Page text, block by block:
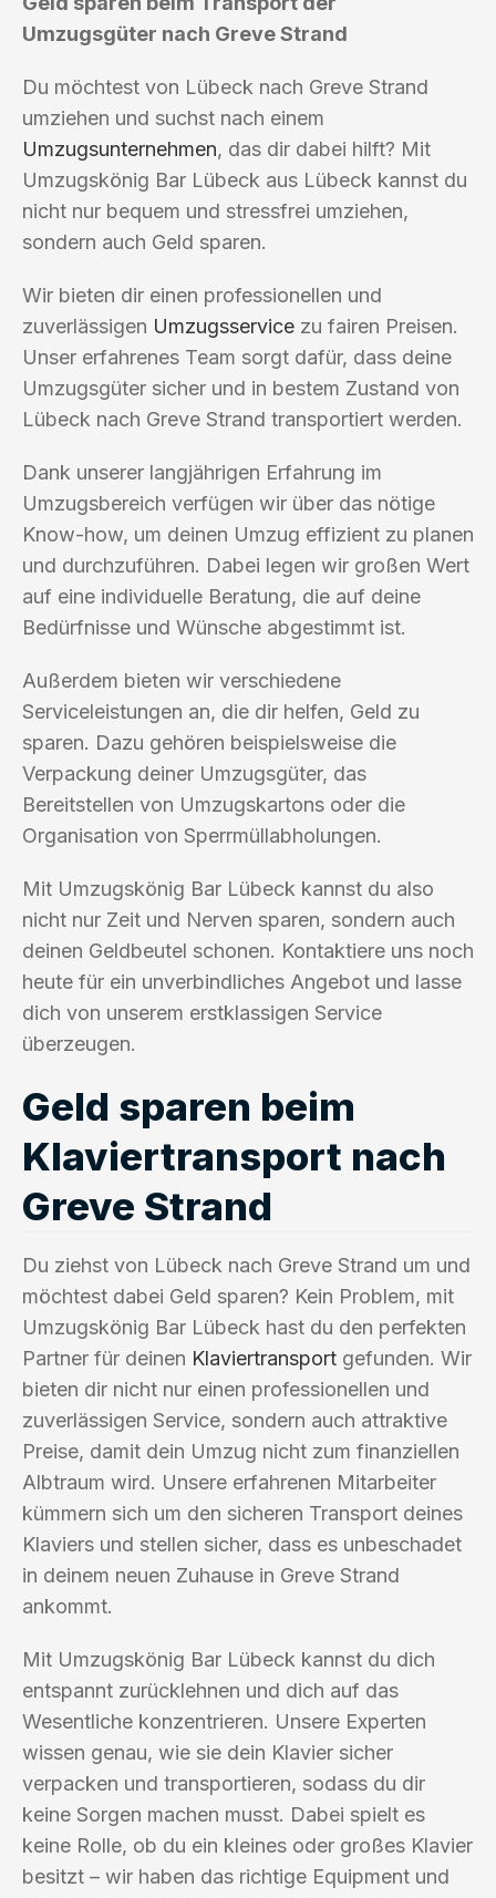
Umzugsgüter nach Greve Strand
Du möchtest von Lübeck nach Greve Strand
umziehen und suchst nach einem
Umzugsunternehmen, das dir dabei hilft? Mit
Umzugskönig Bar Lübeck aus Lübeck kannst du
nicht nur bequem und stressfrei umziehen,
sondern auch Geld sparen.
Wir bieten dir einen professionellen und
zuverlässigen Umzugsservice zu fairen Preisen.
Unser erfahrenes Team sorgt dafür, dass deine
Umzugsgüter sicher und in bestem Zustand von
Lübeck nach Greve Strand transportiert werden.
Dank unserer langjährigen Erfahrung im
Umzugsbereich verfügen wir über das nötige
Know-how, um deinen Umzug effizient zu planen
und durchzuführen. Dabei legen wir großen Wert
auf eine individuelle Beratung, die auf deine
Bedürfnisse und Wünsche abgestimmt ist.
Außerdem bieten wir verschiedene
Serviceleistungen an, die dir helfen, Geld zu
sparen. Dazu gehören beispielsweise die
Verpackung deiner Umzugsgüter, das
Bereitstellen von Umzugskartons oder die
Organisation von Sperrmüllabholungen.
Mit Umzugskönig Bar Lübeck kannst du also
nicht nur Zeit und Nerven sparen, sondern auch
deinen Geldbeutel schonen. Kontaktiere uns noch
heute für ein unverbindliches Angebot und lasse
dich von unserem erstklassigen Service
überzeugen.
Geld sparen beim
Klaviertransport nach
Greve Strand
Du ziehst von Lübeck nach Greve Strand um und
möchtest dabei Geld sparen? Kein Problem, mit
Umzugskönig Bar Lübeck hast du den perfekten
Partner für deinen Klaviertransport gefunden. Wir
bieten dir nicht nur einen professionellen und
zuverlässigen Service, sondern auch attraktive
Preise, damit dein Umzug nicht zum finanziellen
Albtraum wird. Unsere erfahrenen Mitarbeiter
kümmern sich um den sicheren Transport deines
Klaviers und stellen sicher, dass es unbeschadet
in deinem neuen Zuhause in Greve Strand
ankommt.
Mit Umzugskönig Bar Lübeck kannst du dich
entspannt zurücklehnen und dich auf das
Wesentliche konzentrieren. Unsere Experten
wissen genau, wie sie dein Klavier sicher
verpacken und transportieren, sodass du dir
keine Sorgen machen musst. Dabei spielt es
keine Rolle, ob du ein kleines oder großes Klavier
besitzt – wir haben das richtige Equipment und